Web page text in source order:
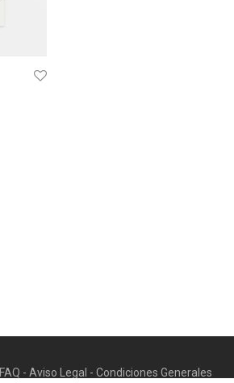
FAQ - Aviso Legal - Condiciones Generales